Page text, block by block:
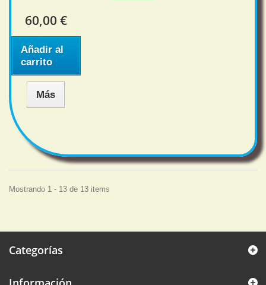
60,00 €
Añadir al
carrito
Más
Mostrando 1 - 13 de 13 items
Categorías